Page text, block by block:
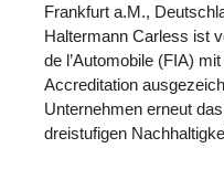
Frankfurt a.M.,
Haltermann Carless ist
de l’Automobile (FIA)
Accreditation
Unternehmen erneut
dreistufigen